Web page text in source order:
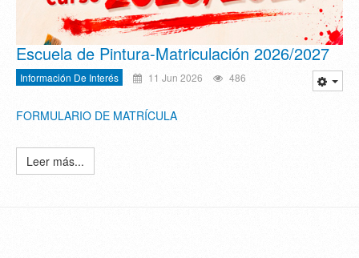
Escuela de Pintura-Matriculación 2026/2027
Información De Interés 11 Jun 2026 486
FORMULARIO DE MATRÍCULA
Leer más...